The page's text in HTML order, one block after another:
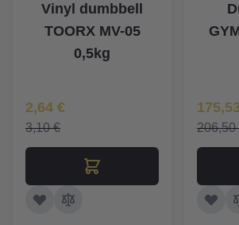
Vinyl dumbbell
TOORX MV-05
0,5kg
Īpaša Cena
2,64 €
3,10 €
Īpaša
206,50